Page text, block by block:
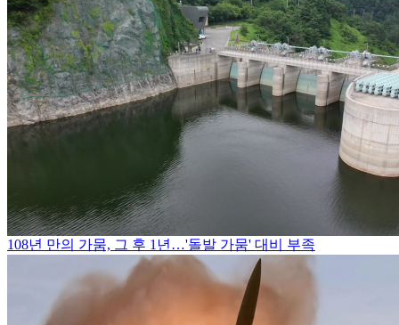
108년 만의 가뭄, 그 후 1년…'돌발 가뭄' 대비 부족